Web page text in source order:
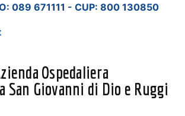
089 671111 - CUP: 800 130850
Ospedaliera
San Giovanni di Dio e Ruggi